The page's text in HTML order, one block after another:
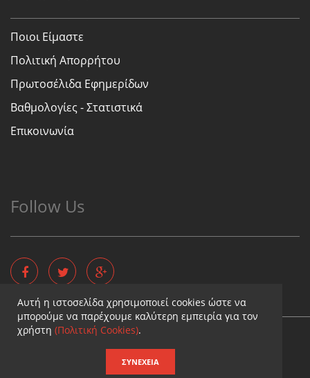
Ποιοι Είμαστε
Πολιτική Απορρήτου
Πρωτοσέλιδα Εφημερίδων
Βαθμολογίες - Στατιστικά
Επικοινωνία
Follow Us
Copyright © - Diaititis.gr - All Rights Reserved.
Σχεδιασμός & κατασκευή ιστοσελίδων
Καταχωρηση επιχειρησης
Αυτή η ιστοσελίδα χρησιμοποιεί cookies ώστε να
μπορούμε να παρέχουμε καλύτερη εμπειρία για τον
χρήστη (Πολιτική Cookies).
ΣΥΝΈΧΕΙΑ